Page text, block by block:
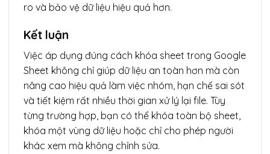
ro và bảo vệ dữ liệu hiệu quả hơn.
Kết luận
Việc áp dụng đúng cách khóa sheet trong Google
Sheet không chỉ giúp dữ liệu an toàn hơn mà còn
nâng cao hiệu quả làm việc nhóm, hạn chế sai sót
và tiết kiệm rất nhiều thời gian xử lý lại file. Tùy
từng trường hợp, bạn có thể khóa toàn bộ sheet,
khóa một vùng dữ liệu hoặc chỉ cho phép người
khác xem mà không chỉnh sửa.